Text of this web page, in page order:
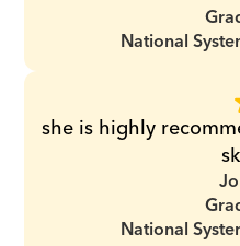
National
she is highly
National